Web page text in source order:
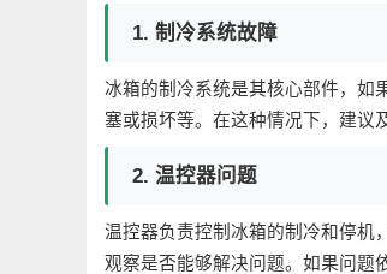
1. 制冷系统故障
冰箱的制冷系统是其核心部件，如
塞或损坏等。在这种情况下，建议
2. 温控器问题
温控器负责控制冰箱的制冷和停机
观察是否能够解决问题。如果问题